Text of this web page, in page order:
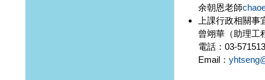
余朝恩老師
上課行政相關事
曾翊華（助理工
電話：03-
Email：